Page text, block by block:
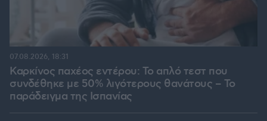
Καρκίνος παχέος εντέρου: Το απλό τεστ που
συνδέθηκε με 50% λιγότερους θανάτους – Το
παράδειγμα της Ισπανίας
07.08.2026, 18:31